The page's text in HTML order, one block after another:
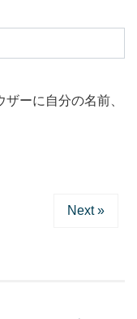
ーに自分の名前、
Next »